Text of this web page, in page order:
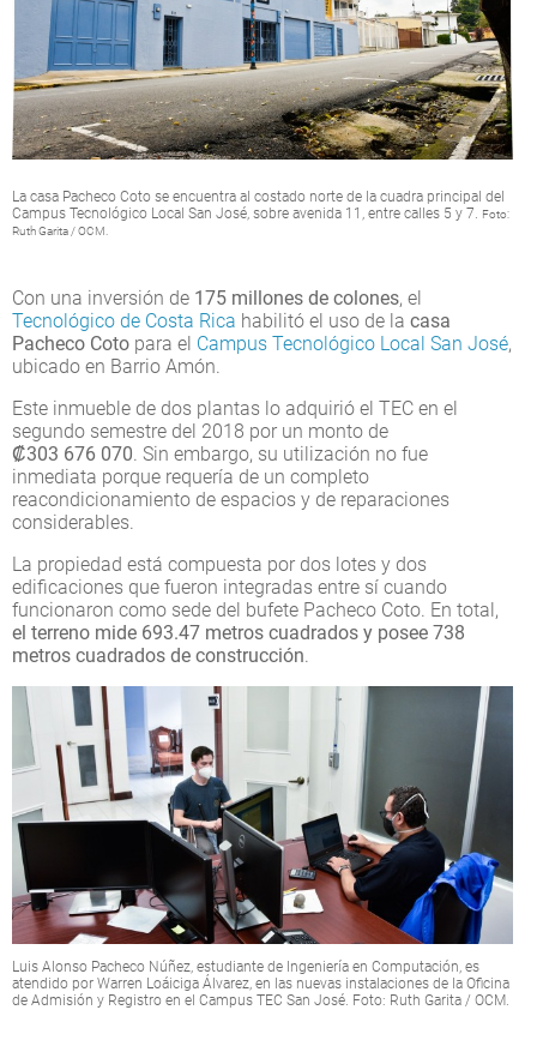
La casa Pacheco Coto se encuentra al costado norte de la cuadra principal del
Campus Tecnológico Local San José, sobre avenida 11, entre calles 5 y 7. Foto:
Ruth Garita / OCM.
Con una inversión de 175 millones de colones, el
Tecnológico de Costa Rica habilitó el uso de la casa
Pacheco Coto para el Campus Tecnológico Local San José,
ubicado en Barrio Amón.
Este inmueble de dos plantas lo adquirió el TEC en el
segundo semestre del 2018 por un monto de
₡303 676 070. Sin embargo, su utilización no fue
inmediata porque requería de un completo
reacondicionamiento de espacios y de reparaciones
considerables.
La propiedad está compuesta por dos lotes y dos
edificaciones que fueron integradas entre sí cuando
funcionaron como sede del bufete Pacheco Coto. En total,
el terreno mide 693.47 metros cuadrados y posee 738
metros cuadrados de construcción.
Luis Alonso Pacheco Núñez, estudiante de Ingeniería en Computación, es
atendido por Warren Loáiciga Álvarez, en las nuevas instalaciones de la Oficina
de Admisión y Registro en el Campus TEC San José. Foto: Ruth Garita / OCM.